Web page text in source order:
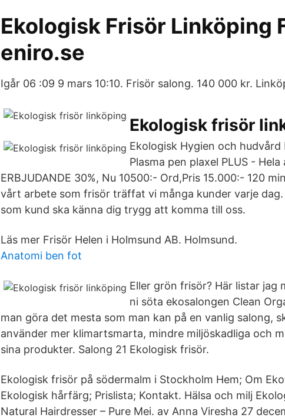
Ekologisk Frisör Linköping
eniro.se
Igår 06 :09 9 mars 10:10. Frisör salong. 140 000 kr.
Ekologisk frisör
Ekologisk Hygien och
Plasma pen plaxel PLUS -
ERBJUDANDE 30%, Nu 10500:- Ord,Pris 15.000:- 120
vårt arbete som frisör träffat vi många kunder varje
som kund ska känna dig trygg att komma till oss.
Läs mer Frisör Helen i Holmsund AB. Holmsund.
Anatomi ben fot
Eller grön frisör? Här listar jag
ni söta ekosalongen Clean
man göra det mesta som man kan på en vanlig salong,
använder mer klimartsmarta, mindre miljöskadliga och
sina produkter. Salong 21 Ekologisk frisör.
Ekologisk frisör på södermalm i Stockholm Hem; Om
Ekologisk hårfärg; Prislista; Kontakt. Hälsa och milj
Natural Hairdresser – Pure Mei. av Anna Viresha 27